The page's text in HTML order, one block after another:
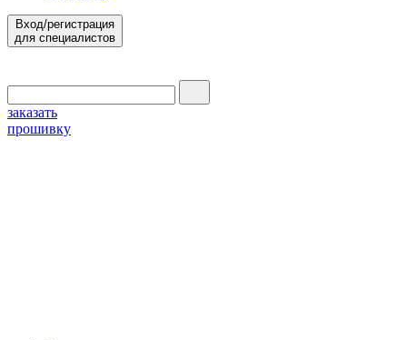
Вход/регистрация
для специалистов
заказать
прошивку